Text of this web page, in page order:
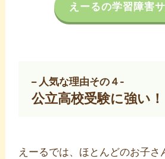
えーるの学習障害
– 人気な理由その４-
公立高校受験に強い！
えーるでは、ほとんどのお子さ